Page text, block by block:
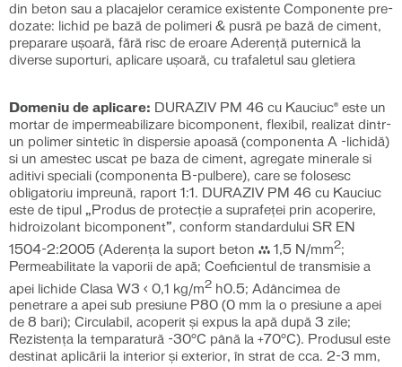
din beton sau a placajelor ceramice existente Componente pre-
dozate: lichid pe bază de polimeri & pusră pe bază de ciment,
preparare ușoară, fără risc de eroare Aderență puternică la
diverse suporturi, aplicare ușoară, cu trafaletul sau gletiera
Domeniu de aplicare: DURAZIV PM 46 cu Kauciuc® este un
mortar de impermeabilizare bicomponent, flexibil, realizat dintr-
un polimer sintetic în dispersie apoasă (componenta A -lichidă)
si un amestec uscat pe baza de ciment, agregate minerale si
aditivi speciali (componenta B-pulbere), care se folosesc
obligatoriu impreună, raport 1:1. DURAZIV PM 46 cu Kauciuc
este de tipul „Produs de protecție a suprafeței prin acoperire,
hidroizolant bicomponent”, conform standardului SR EN
1504-2:2005 (Aderenţa la suport beton ≥ 1,5 N/mm2;
Permeabilitate la vaporii de apă; Coeficientul de transmisie a
apei lichide Clasa W3 < 0,1 kg/m2 h0.5; Adâncimea de
penetrare a apei sub presiune P80 (0 mm la o presiune a apei
de 8 bari); Circulabil, acoperit și expus la apă după 3 zile;
Rezistența la temparatură -30°C până la +70°C). Produsul este
destinat aplicării la interior şi exterior, în strat de cca. 2-3 mm,